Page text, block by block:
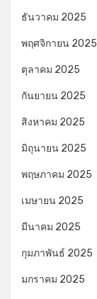
ธันวาคม 2025
พฤศจิกายน 2025
ตุลาคม 2025
กันยายน 2025
สิงหาคม 2025
มิถุนายน 2025
พฤษภาคม 2025
เมษายน 2025
มีนาคม 2025
กุมภาพันธ์ 2025
มกราคม 2025